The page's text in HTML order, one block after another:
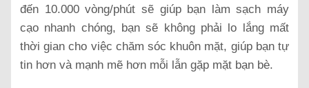
đến 10.000 vòng/phút sẽ giúp bạn làm sạch máy
cạo nhanh chóng, bạn sẽ không phải lo lắng mất
thời gian cho việc chăm sóc khuôn mặt, giúp bạn tự
tin hơn và mạnh mẽ hơn mỗi lẫn gặp mặt bạn bè.